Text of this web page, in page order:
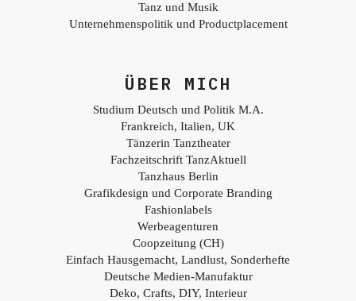
Tanz und Musik
Unternehmenspolitik und Productplacement
ÜBER MICH
Studium Deutsch und Politik M.A.
Frankreich, Italien, UK
Tänzerin Tanztheater
Fachzeitschrift TanzAktuell
Tanzhaus Berlin
Grafikdesign und Corporate Branding
Fashionlabels
Werbeagenturen
Coopzeitung (CH)
Einfach Hausgemacht, Landlust, Sonderhefte
Deutsche Medien-Manufaktur
Deko, Crafts, DIY, Interieur